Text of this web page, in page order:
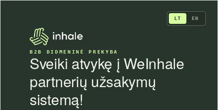
LT EN
B2B DIDMENINĖ PREKYBA
Sveiki atvykę į WeInhale
partnerių užsakymų
sistemą!